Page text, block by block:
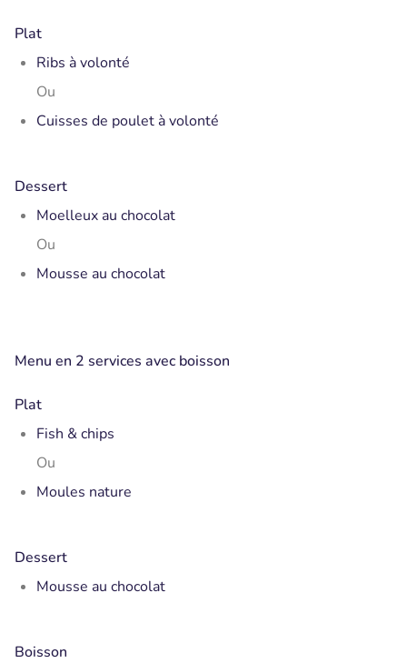
Plat
Ribs à volonté
Ou
Cuisses de poulet à volonté
Dessert
Moelleux au chocolat
Ou
Mousse au chocolat
Menu en 2 services avec boisson
Plat
Fish & chips
Ou
Moules nature
Dessert
Mousse au chocolat
Boisson